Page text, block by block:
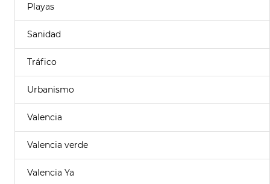
Playas
Sanidad
Tráfico
Urbanismo
Valencia
Valencia verde
Valencia Ya